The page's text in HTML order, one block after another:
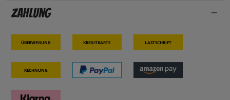
Zahlung
Überweisung Kreditkarte Lastschrift
Rechnung